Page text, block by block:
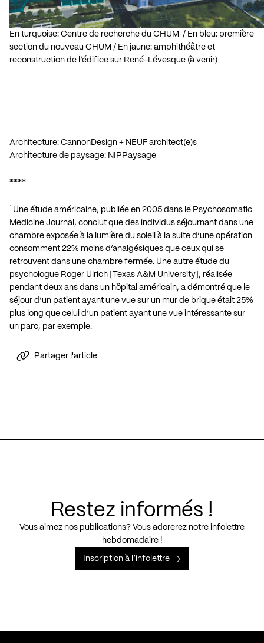
En turquoise: Centre de recherche du CHUM / En bleu: première
section du nouveau CHUM / En jaune: amphithéâtre et
reconstruction de l’édifice sur René-Lévesque (à venir)
Architecture: CannonDesign + NEUF architect(e)s
Architecture de paysage: NIPPaysage
****
1 Une étude américaine, publiée en 2005 dans le Psychosomatic
Medicine Journal, conclut que des individus séjournant dans une
chambre exposée à la lumière du soleil à la suite d’une opération
consomment 22% moins d’analgésiques que ceux qui se
retrouvent dans une chambre fermée. Une autre étude du
psychologue Roger Ulrich [Texas A&M University], réalisée
pendant deux ans dans un hôpital américain, a démontré que le
séjour d’un patient ayant une vue sur un mur de brique était 25%
plus long que celui d’un patient ayant une vue intéressante sur
un parc, par exemple.
Partager l'article
Restez informés !
Vous aimez nos publications? Vous adorerez notre infolettre
hebdomadaire !
Inscription à l’infolettre